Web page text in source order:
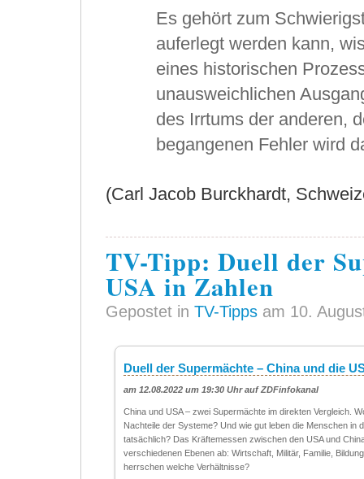
Es gehört zum
auferlegt werden kann,
eines historischen
unausweichlichen
des Irrtums der anderen,
begangenen Fehler wird
(Carl Jacob Burckhardt,
TV-Tipp: Duell der
USA in Zahlen
Gepostet in TV-Tipps am 10.
Duell der Supermächte – China und die
am 12.08.2022 um 19:30 Uhr auf ZDFinfokanal
China und USA – zwei Supermächte im direkten Vergleich.
Nachteile der Systeme? Und wie gut leben die Menschen in
tatsächlich? Das Kräftemessen zwischen den USA und
verschiedenen Ebenen ab: Wirtschaft, Militär, Familie,
herrschen welche Verhältnisse?